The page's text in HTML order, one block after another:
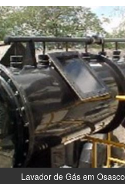
Lavador de Gás em Osasco